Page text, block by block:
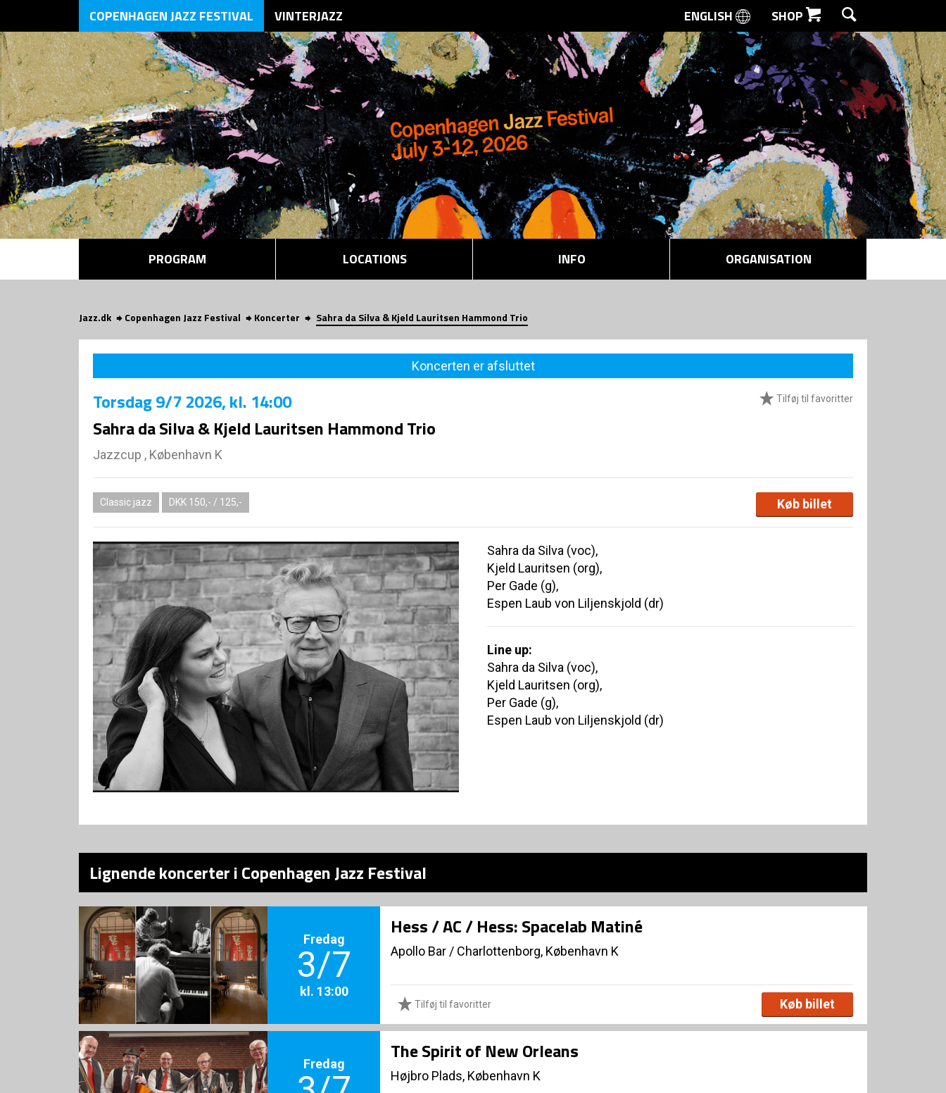
SØG
COPENHAGEN JAZZ FESTIVAL VINTERJAZZ ENGLISH SHOP
PROGRAM LOCATIONS INFO ORGANISATION
Jazz.dk Copenhagen Jazz Festival Koncerter Sahra da Silva & Kjeld Lauritsen Hammond Trio
Koncerten er afsluttet
Tilføj til favoritter
Torsdag9/7 2026, kl. 14:00
Sahra da Silva & Kjeld Lauritsen Hammond Trio
Jazzcup , København K
Classic jazz DKK 150,- / 125,- Køb billet
Sahra da Silva (voc),
Kjeld Lauritsen (org),
Per Gade (g),
Espen Laub von Liljenskjold (dr)
Line up:
Sahra da Silva (voc),
Kjeld Lauritsen (org),
Per Gade (g),
Espen Laub von Liljenskjold (dr)
Lignende koncerter i Copenhagen Jazz Festival
Fredag
3/7
kl. 13:00
Hess / AC / Hess: Spacelab Matiné
Apollo Bar / Charlottenborg, København K
Tilføj til favoritter Køb billet
Fredag
The Spirit of New Orleans
Højbro Plads, København K